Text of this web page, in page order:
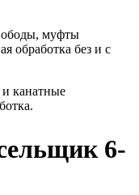
муфты
обработка без и с
канатные
6-